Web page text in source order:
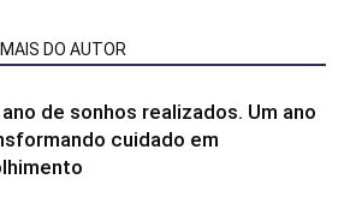
MAIS DO AUTOR
ano de sonhos realizados. Um ano
cuidado em